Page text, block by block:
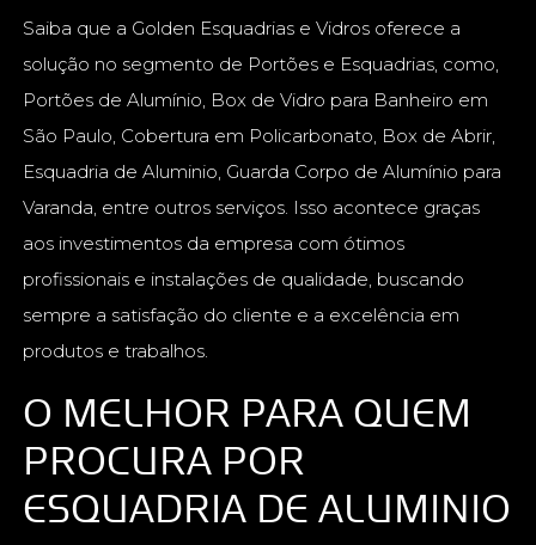
Saiba que a Golden Esquadrias e Vidros oferece a
solução no segmento de Portões e Esquadrias, como,
Portões de Alumínio, Box de Vidro para Banheiro em
São Paulo, Cobertura em Policarbonato, Box de Abrir,
Esquadria de Aluminio, Guarda Corpo de Alumínio para
Varanda, entre outros serviços. Isso acontece graças
aos investimentos da empresa com ótimos
profissionais e instalações de qualidade, buscando
sempre a satisfação do cliente e a excelência em
produtos e trabalhos.
O MELHOR PARA QUEM
PROCURA POR
ESQUADRIA DE ALUMINIO